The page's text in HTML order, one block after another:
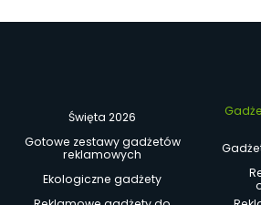
Święta 2026
Gotowe zestawy gadżetów
reklamowych
Ekologiczne gadżety